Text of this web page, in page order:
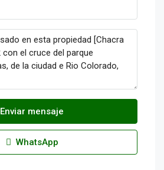
Enviar mensaje
WhatsApp